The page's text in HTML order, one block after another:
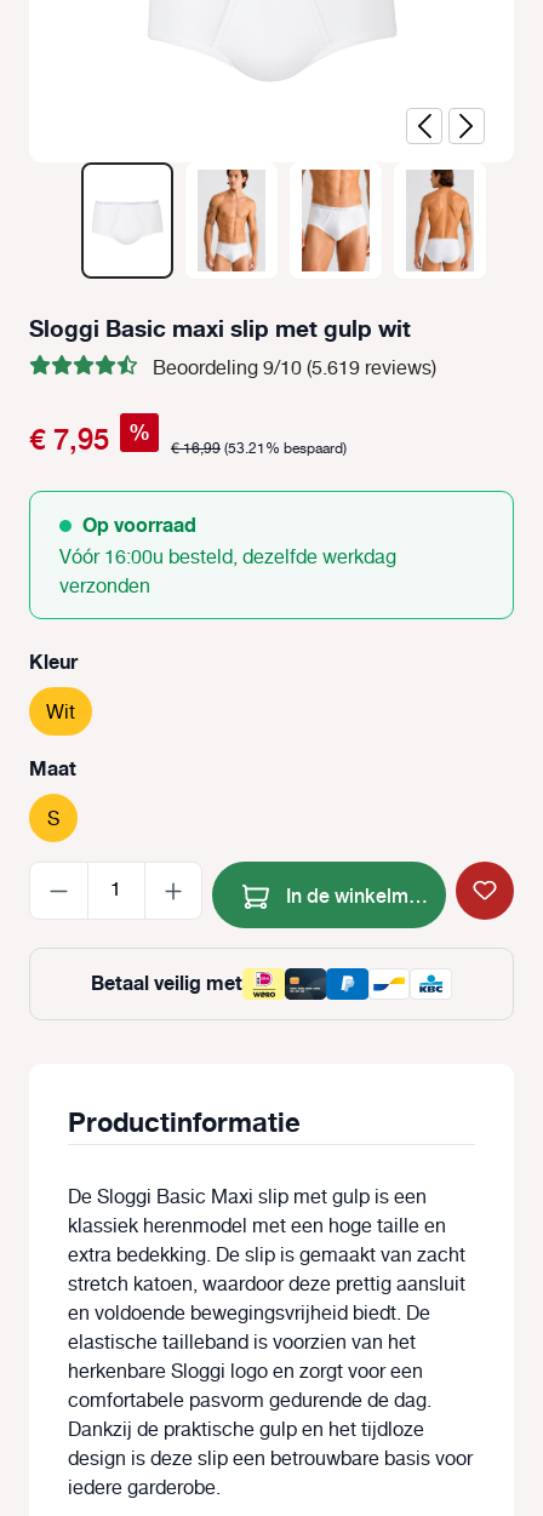
Sloggi Basic maxi slip met gulp wit
Beoordeling 9/10 (5.619 reviews)
€ 7,95 % € 16,99(53.21% bespaard)
Op voorraad
Vóór 16:00u besteld, dezelfde werkdag
verzonden
Selecteer
Kleur
Wit
Selecteer
Maat
S
Producthoeveelheid: Voer
In de winkelmand
Betaal veilig met
Productinformatie
De Sloggi Basic Maxi slip met gulp is een
klassiek herenmodel met een hoge taille en
extra bedekking. De slip is gemaakt van zacht
stretch katoen, waardoor deze prettig aansluit
en voldoende bewegingsvrijheid biedt. De
elastische tailleband is voorzien van het
herkenbare Sloggi logo en zorgt voor een
comfortabele pasvorm gedurende de dag.
Dankzij de praktische gulp en het tijdloze
design is deze slip een betrouwbare basis voor
iedere garderobe.